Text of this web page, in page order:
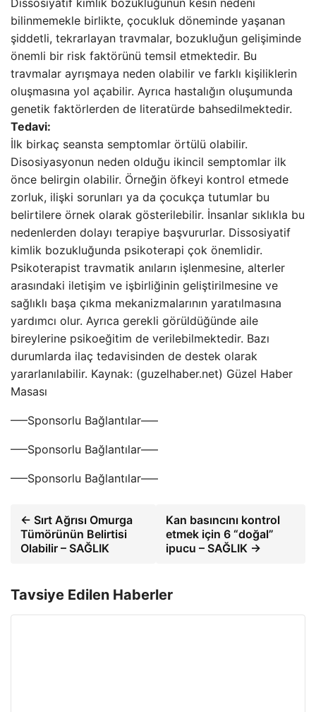
Dissosiyatif kimlik bozukluğunun kesin nedeni
bilinmemekle birlikte, çocukluk döneminde yaşanan
şiddetli, tekrarlayan travmalar, bozukluğun gelişiminde
önemli bir risk faktörünü temsil etmektedir. Bu
travmalar ayrışmaya neden olabilir ve farklı kişiliklerin
oluşmasına yol açabilir. Ayrıca hastalığın oluşumunda
genetik faktörlerden de literatürde bahsedilmektedir.
Tedavi:
İlk birkaç seansta semptomlar örtülü olabilir.
Disosiyasyonun neden olduğu ikincil semptomlar ilk
önce belirgin olabilir. Örneğin öfkeyi kontrol etmede
zorluk, ilişki sorunları ya da çocukça tutumlar bu
belirtilere örnek olarak gösterilebilir. İnsanlar sıklıkla bu
nedenlerden dolayı terapiye başvururlar. Dissosiyatif
kimlik bozukluğunda psikoterapi çok önemlidir.
Psikoterapist travmatik anıların işlenmesine, alterler
arasındaki iletişim ve işbirliğinin geliştirilmesine ve
sağlıklı başa çıkma mekanizmalarının yaratılmasına
yardımcı olur. Ayrıca gerekli görüldüğünde aile
bireylerine psikoeğitim de verilebilmektedir. Bazı
durumlarda ilaç tedavisinden de destek olarak
yararlanılabilir. Kaynak: (guzelhaber.net) Güzel Haber
Masası
—–Sponsorlu Bağlantılar—–
—–Sponsorlu Bağlantılar—–
—–Sponsorlu Bağlantılar—–
← Sırt Ağrısı Omurga
Tümörünün Belirtisi
Olabilir – SAĞLIK
Kan basıncını kontrol
etmek için 6 “doğal”
ipucu – SAĞLIK →
Tavsiye Edilen Haberler